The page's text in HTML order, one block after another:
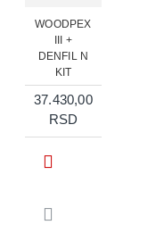
WOODPEX
III +
DENFIL N
KIT
37.430,00
RSD